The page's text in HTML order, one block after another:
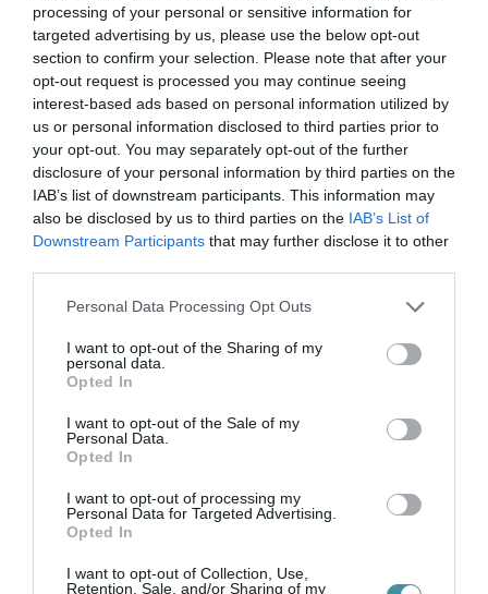
processing of your personal or sensitive information for
targeted advertising by us, please use the below opt-out
section to confirm your selection. Please note that after your
opt-out request is processed you may continue seeing
interest-based ads based on personal information utilized by
us or personal information disclosed to third parties prior to
your opt-out. You may separately opt-out of the further
disclosure of your personal information by third parties on the
IAB’s list of downstream participants. This information may
also be disclosed by us to third parties on the IAB’s List of
Downstream Participants that may further disclose it to other
Please note that this website/app uses one or more Google
not limited to your visit or usage behaviour. You may click to
grant or deny consent to Google and its third-party tags to
use your data for below specified purposes in below Google
consent section.
Personal Data Processing Opt Outs
I want to opt-out of the Sharing of my
personal data.
Opted In
I want to opt-out of the Sale of my
Personal Data.
Opted In
I want to opt-out of processing my
Personal Data for Targeted Advertising.
Opted In
I want to opt-out of Collection, Use,
Retention, Sale, and/or Sharing of my
Ne maradjon le a legfrissebb hírekről, kövessen
bennünket az EGRI ÜGYEK Google Hírek oldalán!
VISSZA A FŐOLDALRA
Legfrissebb híreink
ÜLVE MARADTAK A MI HAZÁNK